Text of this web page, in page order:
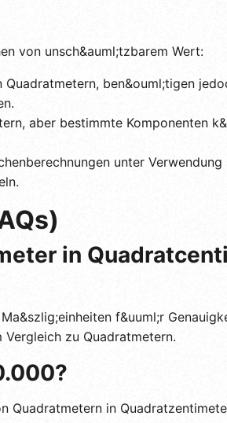
von unsch&auml;tzbarem Wert:
Quadratmetern, ben&ouml;tigen
aber bestimmte Komponenten
unter
in
f&uuml;r
zu Quadratmetern.
in